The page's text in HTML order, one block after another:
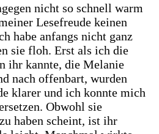
nicht so schnell warm
Lesefreude keinen
habe anfangs nicht ganz
sie floh. Erst als ich die
ihr kannte, die Melanie
nach offenbart, wurden
klarer und ich konnte mich
Obwohl sie
haben scheint, ist ihr